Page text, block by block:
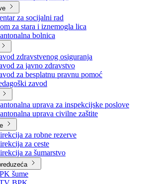
za odnose s javnošću
za zajedničke poslove
za zapošljavanje
za socijalni rad
za stara i iznemogla lica
bolnica
zdravstvenog osiguranja
za javno zdravstvo
za besplatnu pravnu pomoć
zavod
uprava za inspekcijske poslove
uprava civilne zaštite
za robne rezerve
za ceste
za šumarstvo